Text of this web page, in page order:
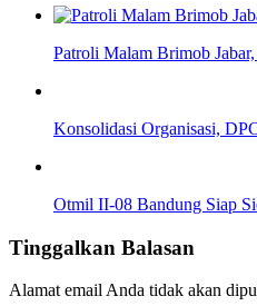
Patroli Malam Brimob
Konsolidasi Organisasi,
Otmil II-08 Bandung Siap
Tinggalkan Balasan
Alamat email Anda tidak akan